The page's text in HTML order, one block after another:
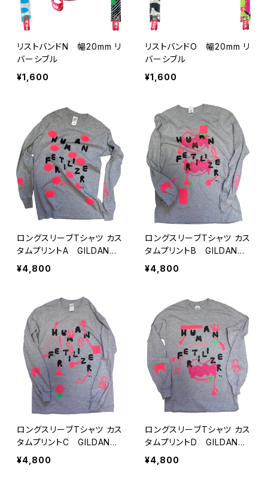
リストバンドN 幅20mm リ
バーシブル
¥1,600
リストバンドO 幅20mm リ
バーシブル
¥1,600
ロングスリーブTシャツ カス
タムプリントA GILDANの
Sサイズ
¥4,800
ロングスリーブTシャツ カス
タムプリントB GILDANのL
サイズ
¥4,800
ロングスリーブTシャツ カス
タムプリントC GILDANの
Mサイズ
¥4,800
ロングスリーブTシャツ カス
タムプリントD GILDANの
Sサイズ
¥4,800